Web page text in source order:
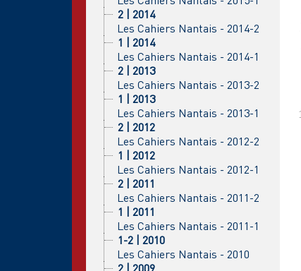
2 | 2014
Les Cahiers Nantais - 2014-2
1 | 2014
Les Cahiers Nantais - 2014-1
2 | 2013
Les Cahiers Nantais - 2013-2
1 | 2013
Les Cahiers Nantais - 2013-1
2 | 2012
Les Cahiers Nantais - 2012-2
1 | 2012
Les Cahiers Nantais - 2012-1
2 | 2011
Les Cahiers Nantais - 2011-2
1 | 2011
Les Cahiers Nantais - 2011-1
1-2 | 2010
Les Cahiers Nantais - 2010